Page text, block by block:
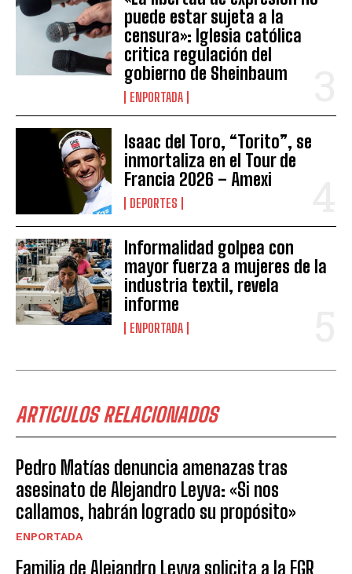
puede estar sujeta a la
censura»: Iglesia católica
critica regulación del
gobierno de Sheinbaum
ENPORTADA
Isaac del Toro, “Torito”, se
inmortaliza en el Tour de
Francia 2026 – Amexi
DEPORTES
Informalidad golpea con
mayor fuerza a mujeres de la
industria textil, revela
informe
ENPORTADA
ARTICULOS RELACIONADOS
Pedro Matías denuncia amenazas tras
asesinato de Alejandro Leyva: «Si nos
callamos, habrán logrado su propósito»
ENPORTADA
Familia de Alejandro Leyva solicita a la FGR